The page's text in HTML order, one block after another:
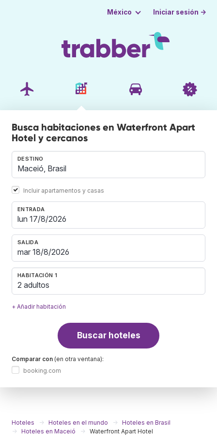
México Iniciar sesión →
Busca habitaciones en Waterfront Apart
Hotel y cercanos
DESTINO
Incluir apartamentos y casas
ENTRADA
SALIDA
HABITACIÓN 1
2 adultos
+ Añadir habitación
Buscar hoteles
Comparar con (en otra ventana):
booking.com
Hoteles Hoteles en el mundo
Hoteles en Brasil
Hoteles en Maceió
Waterfront Apart Hotel